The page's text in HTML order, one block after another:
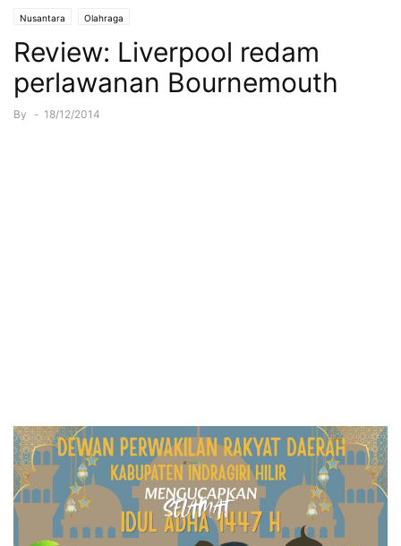
Nusantara Olahraga
Review: Liverpool redam
perlawanan Bournemouth
By - 18/12/2014